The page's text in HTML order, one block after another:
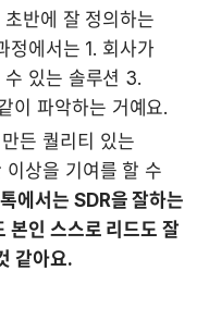
반에 잘 정의하는
에서는 1. 회사가
있는 솔루션 3.
이 파악하는 거예요.
든 퀄리티 있는
이상을 기여를 할 수
에서는 SDR을 잘하는
본인 스스로 리드도 잘
같아요.